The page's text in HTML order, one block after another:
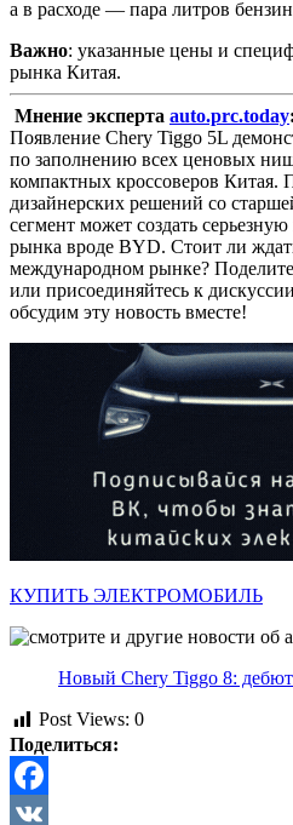
а в расходе — пара литров
Важно: указанные цены и
рынка Китая.
Мнение эксперта auto.prc.today:
Появление Chery Tiggo 5L
по заполнению всех ценовых
компактных кроссоверов Китая.
дизайнерских решений со
сегмент может создать
рынка вроде BYD. Стоит ли
международном рынке?
или присоединяйтесь к дискуссии
обсудим эту новость вместе!
КУПИТЬ ЭЛЕКТРОМОБИЛЬ
Новый Chery Tiggo 8: дебют
Post Views: 0
Поделиться:
Facebook